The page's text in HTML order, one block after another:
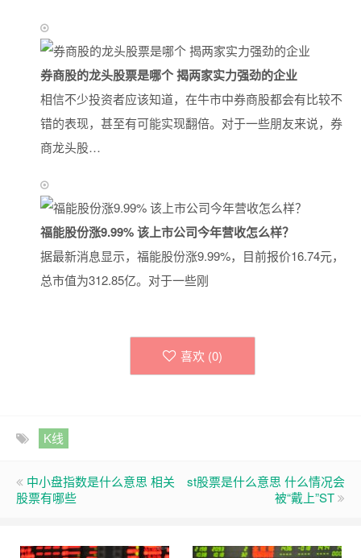
券商股的龙头股票是哪个 揭两家实力强劲的企业
相信不少投资者应该知道，在牛市中券商股都会有比较不
错的表现，甚至有可能实现翻倍。对于一些朋友来说，券
商龙头股…
福能股份涨9.99% 该上市公司今年营收怎么样？
据最新消息显示，福能股份涨9.99%，目前报价16.74元，
总市值为312.85亿。对于一些刚
喜欢 (0)
K线
中小盘指数是什么意思 相关
股票有哪些
st股票是什么意思 什么情况会
被“戴上”ST